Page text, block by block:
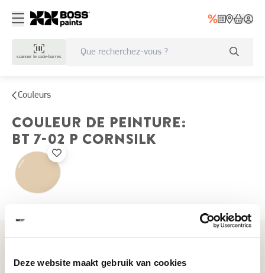
Deze website maakt gebruik van cookies
scanner le code-barres
Couleurs
COULEUR DE PEINTURE:
BT 7-02 P CORNSILK